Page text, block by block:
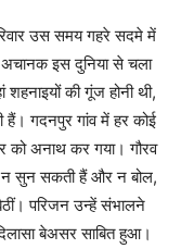
उस समय गहरे सदमे में
अचानक इस दुनिया से चला
की गूंज होनी थी,
गदनपुर गांव में हर कोई
को अनाथ कर गया। गौरव
न सुन सकती हैं और न बोल,
परिजन उन्हें संभालने
बेअसर साबित हुआ।